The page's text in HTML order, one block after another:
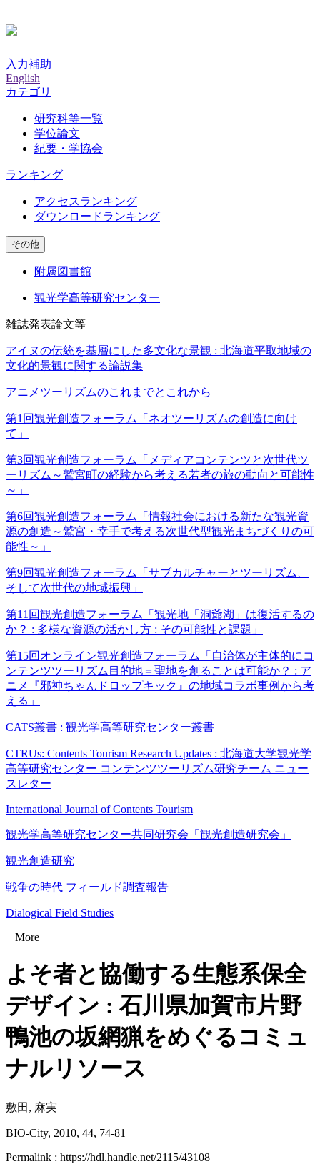
入力補助
English
カテゴリ
研究科等一覧
学位論文
紀要・学協会
ランキング
アクセスランキング
ダウンロードランキング
その他
附属図書館
観光学高等研究センター
雑誌発表論文等
アイヌの伝統を基層にした多文化な景観 : 北海道平取地域の
文化的景観に関する論説集
アニメツーリズムのこれまでとこれから
第1回観光創造フォーラム「ネオツーリズムの創造に向け
て」
第3回観光創造フォーラム「メディアコンテンツと次世代ツ
ーリズム～鷲宮町の経験から考える若者の旅の動向と可能性
～」
第6回観光創造フォーラム「情報社会における新たな観光資
源の創造～鷲宮・幸手で考える次世代型観光まちづくりの可
能性～」
第9回観光創造フォーラム「サブカルチャーとツーリズム、
そして次世代の地域振興」
第11回観光創造フォーラム「観光地「洞爺湖」は復活するの
か？ : 多様な資源の活かし方 : その可能性と課題」
第15回オンライン観光創造フォーラム「自治体が主体的にコ
ンテンツツーリズム目的地＝聖地を創ることは可能か？ : ア
ニメ『邪神ちゃんドロップキック』の地域コラボ事例から考
える」
CATS叢書 : 観光学高等研究センター叢書
CTRUs: Contents Tourism Research Updates : 北海道大学観光学
高等研究センター コンテンツツーリズム研究チーム ニュー
スレター
International Journal of Contents Tourism
観光学高等研究センター共同研究会「観光創造研究会」
観光創造研究
戦争の時代 フィールド調査報告
Dialogical Field Studies
+ More
よそ者と協働する生態系保全
デザイン : 石川県加賀市片野
鴨池の坂網猟をめぐるコミュ
ナルリソース
敷田, 麻実
BIO-City, 2010, 44, 74-81
Permalink : https://hdl.handle.net/2115/43108